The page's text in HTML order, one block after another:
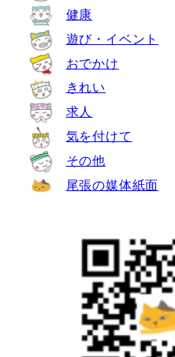
健康
遊び・イベント
おでかけ
きれい
求人
気を付けて
その他
尾張の媒体紙面